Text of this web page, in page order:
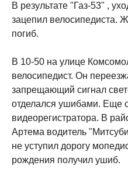
В результате "Газ-53" ,
зацепил велосипедиста.
погиб.
В 10-50 на улице
велосипедист. Он
запрещающий сигнал
отделался ушибами. Еще
видеорегистратора. В
Артема водитель
не уступил дорогу
рождения получил ушиб.